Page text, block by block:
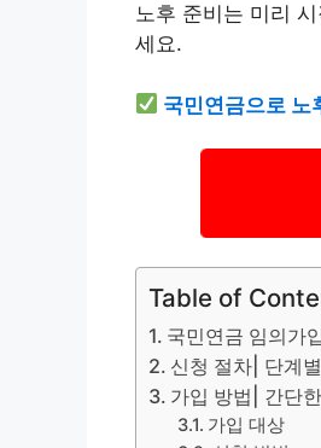
노후 준비는 미리
세요.
국민연금으로 노
Table of
국민연금 임의가
신청 절차| 단계
가입 방법| 간단
가입 대상